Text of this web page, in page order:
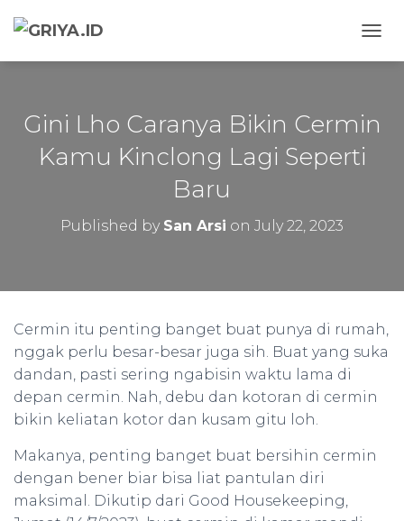
Gini Lho Caranya Bikin Cermin
Kamu Kinclong Lagi Seperti
Baru
Published by San Arsi on July 22, 2023
Cermin itu penting banget buat punya di rumah,
nggak perlu besar-besar juga sih. Buat yang suka
dandan, pasti sering ngabisin waktu lama di
depan cermin. Nah, debu dan kotoran di cermin
bikin keliatan kotor dan kusam gitu loh.
Makanya, penting banget buat bersihin cermin
dengan bener biar bisa liat pantulan diri
maksimal. Dikutip dari Good Housekeeping,